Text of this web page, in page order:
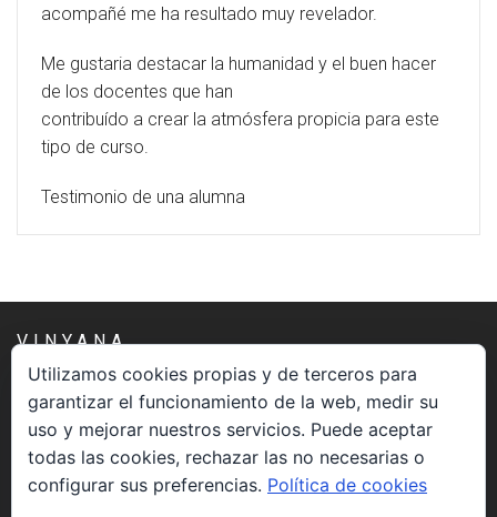
acompañé me ha resultado muy revelador.
Me gustaria destacar la humanidad y el buen hacer
de los docentes que han
contribuído a crear la atmósfera propicia para este
tipo de curso.
Testimonio de una alumna
VINYANA
Una asociación constituida sin ánimo de lucro cuya misión
es atender los aspectos espirituales relacionados con el
proceso vivir el morir.
Utilizamos cookies propias y de terceros para
garantizar el funcionamiento de la web, medir su
uso y mejorar nuestros servicios. Puede aceptar
todas las cookies, rechazar las no necesarias o
configurar sus preferencias. Política de cookies